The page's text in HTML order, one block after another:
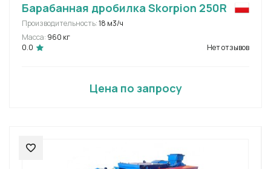
Барабанная дробилка Skorpion 250R
Производительность:18 м3/ч
Масса: 960 кг
0.0
Нет отзывов
Цена по запросу